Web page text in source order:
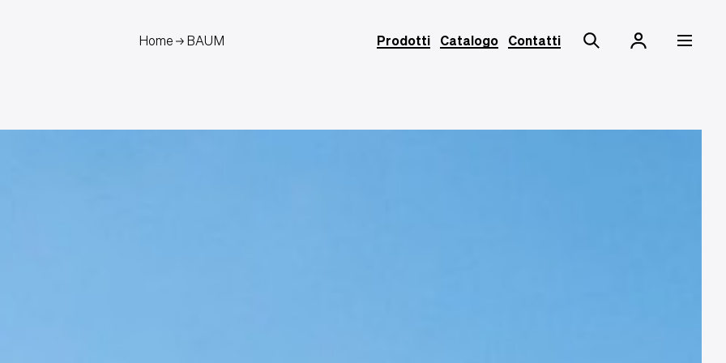
Home BAUM Prodotti Catalogo Contatti